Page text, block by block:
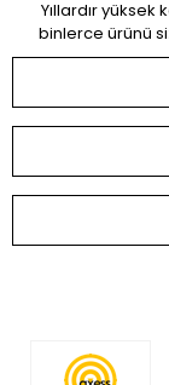
Yıllardır
binlerce ürünü